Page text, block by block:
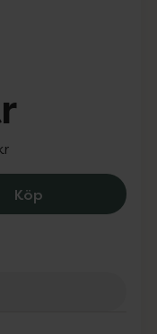
KöpMabs Active